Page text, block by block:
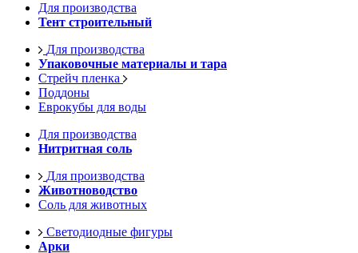
Для производства
Тент строительный
Для производства
Упаковочные материалы и тара
Стрейч пленка
Поддоны
Еврокубы для воды
Для производства
Нитритная соль
Для производства
Животноводство
Соль для животных
Светодиодные фигуры
Арки